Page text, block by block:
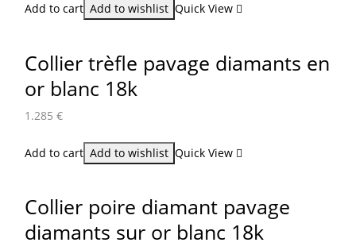
Add to cart Add to wishlist Quick View
Collier trèfle pavage diamants en
or blanc 18k
1.285 €
Add to cart Add to wishlist Quick View
Collier poire diamant pavage
diamants sur or blanc 18k